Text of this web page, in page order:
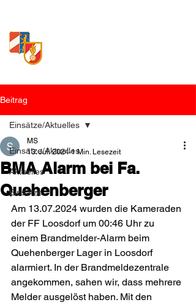
Beitrag
Einsätze/Aktuelles
Aktuelles
Einsätze
Einsätze/Aktuelles
BMA Alarm bei Fa.
Quehenberger
MS
13. Juli 2024 1 Min. Lesezeit
Am 13.07.2024 wurden die Kameraden
der FF Loosdorf um 00:46 Uhr zu
einem Brandmelder-Alarm beim
Quehenberger Lager in Loosdorf
alarmiert. In der Brandmeldezentrale
angekommen, sahen wir, dass mehrere
Melder ausgelöst haben. Mit den